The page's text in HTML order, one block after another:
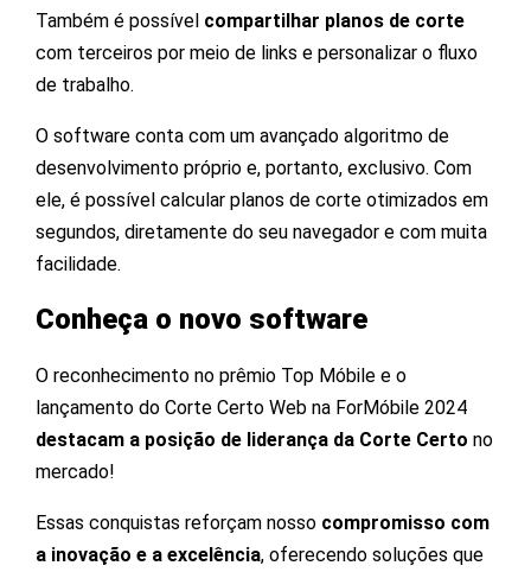
Também é possível compartilhar planos de corte
com terceiros por meio de links e personalizar o fluxo
de trabalho.
O software conta com um avançado algoritmo de
desenvolvimento próprio e, portanto, exclusivo. Com
ele, é possível calcular planos de corte otimizados em
segundos, diretamente do seu navegador e com muita
facilidade.
Conheça o novo software
O reconhecimento no prêmio Top Móbile e o
lançamento do Corte Certo Web na ForMóbile 2024
destacam a posição de liderança da Corte Certo no
mercado!
Essas conquistas reforçam nosso compromisso com
a inovação e a excelência, oferecendo soluções que